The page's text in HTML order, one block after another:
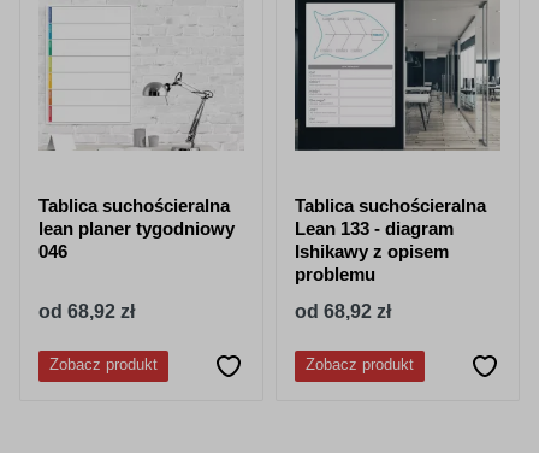
Tablica suchościeralna
lean planer tygodniowy
046
od 68,92 zł
Zobacz produkt
Tablica suchościeralna
Lean 133 - diagram
Ishikawy z opisem
problemu
od 68,92 zł
Zobacz produkt